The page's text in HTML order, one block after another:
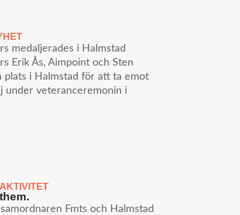
medaljerades i Halmstad
Erik Ås, Aimpoint och Sten
plats i Halmstad för att ta emot
under veteranceremonin i
Fmts och Halmstad